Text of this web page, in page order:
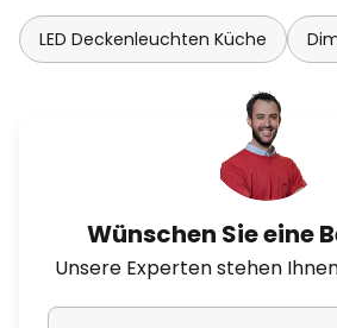
LED Deckenleuchten Küche
Wünschen Sie eine
Unsere Experten stehen